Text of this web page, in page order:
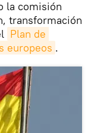
la comisión
transformación
Plan de
europeos .